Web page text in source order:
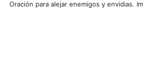
Oración para alejar enemigos y envidias.